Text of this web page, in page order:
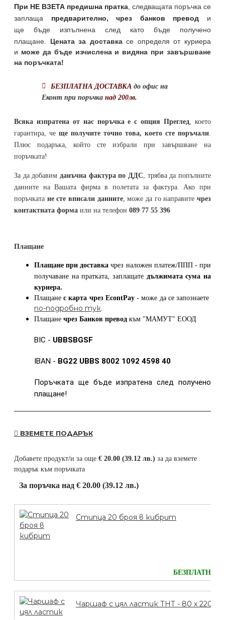
При НЕ ВЗЕТА предишна пратка, следващата поръчка се
заплаща предварително, чрез банков превод и
ще бъде изпълнена след като бъде получено
плащане. Цената за доставкасе определя от куриера
и може да бъде изчислена и видяна при завършване
на поръчката!
БЕЗПЛАТНА ДОСТАВКА до офис на
Еконт при поръчка над 200лв.
Всяка изпратена от нас поръчка е с опция Преглед, което
гарантира, че ще получите точно това, което сте поръчали.
Плюс подаръка, който сте избрали при завършване на
поръчката!
За да добавим данъчна фактура по ДДС, трябва да попълните
данните на Вашата фирма в полетата за фактура. Ако при
поръчката не сте вписали данните, може да го направитечрез
контактната форма или на телефон 089 77 55 396
Плащане
Плащане при доставка чрез наложен платеж/ППП - при
получаване на пратката, заплащате дължимата сума на
куриера.
Плащанес карта чрез EcontPay- може да се запознаете
по-подробно тук.
Плащане чрез Банков превод към "МАМУТ" ЕООД
BIC - UBBSBGSF
IBAN - BG22 UBBS 8002 1092 4598 40
Поръчката ще бъде изпратена след получено
плащане!
ВЗЕМЕТЕ ПОДАРЪК
Добавете продукт/и за още € 20.00 (39.12 лв.) за да вземете
подарък към поръчката
За поръчка над € 20.00 (39.12 лв.)
Стипца 20 броя в кибрит
БЕЗПЛАТНО
Чаршаф с цял ластик ТНТ - 80 х 220